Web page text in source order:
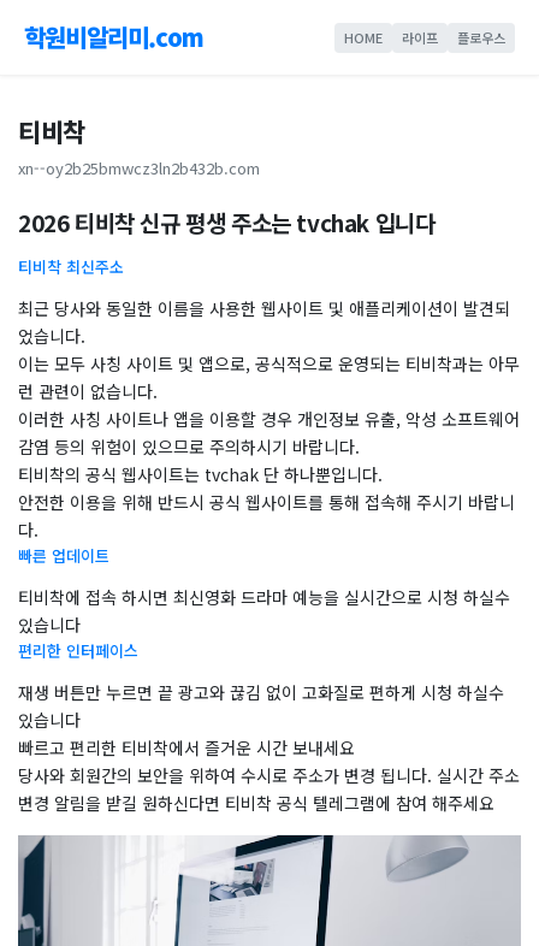
학원비알리미.com HOME 라이프 플로우스
티비착
xn--oy2b25bmwcz3ln2b432b.com
2026 티비착 신규 평생 주소는 tvchak 입니다
티비착 최신주소
최근 당사와 동일한 이름을 사용한 웹사이트 및 애플리케이션이 발견되
었습니다.
이는 모두 사칭 사이트 및 앱으로, 공식적으로 운영되는 티비착과는 아무
런 관련이 없습니다.​
이러한 사칭 사이트나 앱을 이용할 경우 개인정보 유출, 악성 소프트웨어
감염 등의 위험이 있으므로 주의하시기 바랍니다.​
티비착의 공식 웹사이트는 tvchak 단 하나뿐입니다.
안전한 이용을 위해 반드시 공식 웹사이트를 통해 접속해 주시기 바랍니
다.
빠른 업데이트
티비착에 접속 하시면 최신영화 드라마 예능을 실시간으로 시청 하실수
있습니다
편리한 인터페이스
재생 버튼만 누르면 끝 광고와 끊김 없이 고화질로 편하게 시청 하실수
있습니다
빠르고 편리한 티비착에서 즐거운 시간 보내세요
당사와 회원간의 보안을 위하여 수시로 주소가 변경 됩니다. 실시간 주소
변경 알림을 받길 원하신다면 티비착 공식 텔레그램에 참여 해주세요